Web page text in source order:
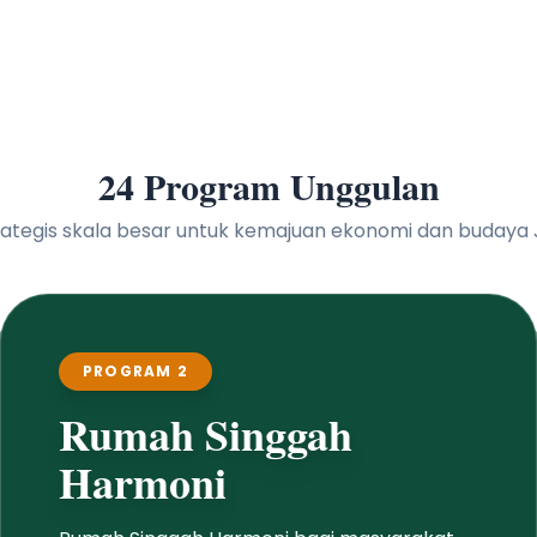
24 Program Unggulan
skala besar untuk kemajuan ekonomi dan
PROGRAM 3
Mobil Pickup Adat
Penyediaan mobil pickup bagi desa adat